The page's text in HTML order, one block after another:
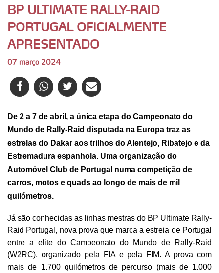
BP ULTIMATE RALLY-RAID
PORTUGAL OFICIALMENTE
APRESENTADO
07 março 2024
De 2 a 7 de abril, a única etapa do Campeonato do
Mundo de Rally-Raid disputada na Europa traz as
estrelas do Dakar aos trilhos do Alentejo, Ribatejo e da
Estremadura espanhola. Uma organização do
Automóvel Club de Portugal numa competição de
carros, motos e quads ao longo de mais de mil
quilómetros.
Já são conhecidas as linhas mestras do BP Ultimate Rally-
Raid Portugal , nova prova que marca a estreia de Portugal
entre a elite do Campeonato do Mundo de Rally-Raid
(W2RC), organizado pela FIA e pela FIM. A prova com
mais de 1.700 quilómetros de percurso (mais de 1.000